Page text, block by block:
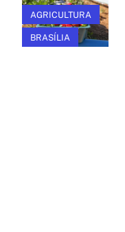
AGRICULTURA
BRASÍLIA